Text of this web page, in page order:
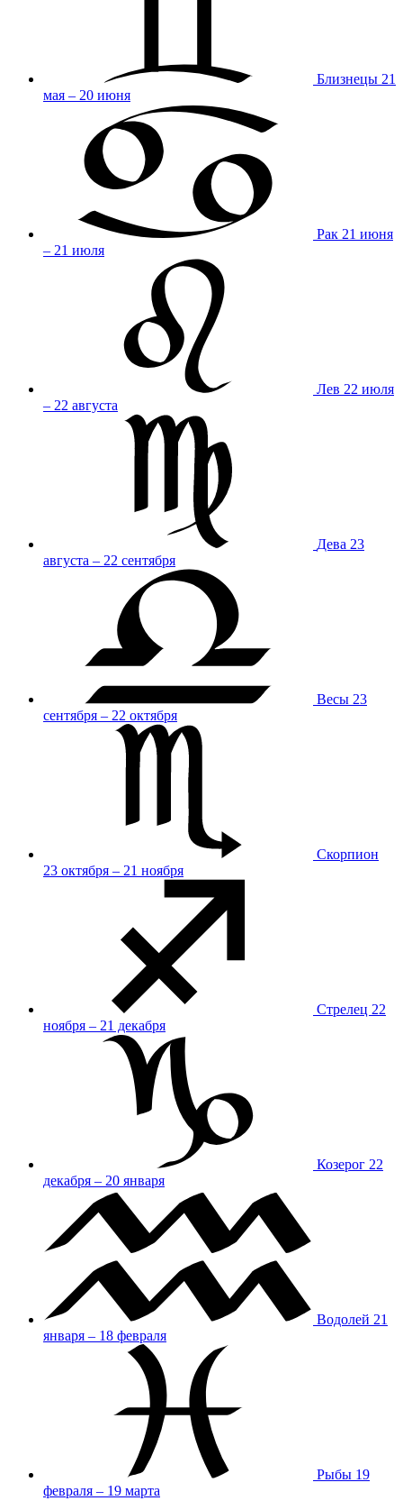
Близнецы 21
мая – 20 июня
Рак 21 июня
– 21 июля
Лев 22 июля
– 22 августа
Дева 23
августа – 22 сентября
Весы 23
сентября – 22 октября
Скорпион
23 октября – 21 ноября
Стрелец 22
ноября – 21 декабря
Козерог 22
декабря – 20 января
Водолей 21
января – 18 февраля
Рыбы 19
февраля – 19 марта